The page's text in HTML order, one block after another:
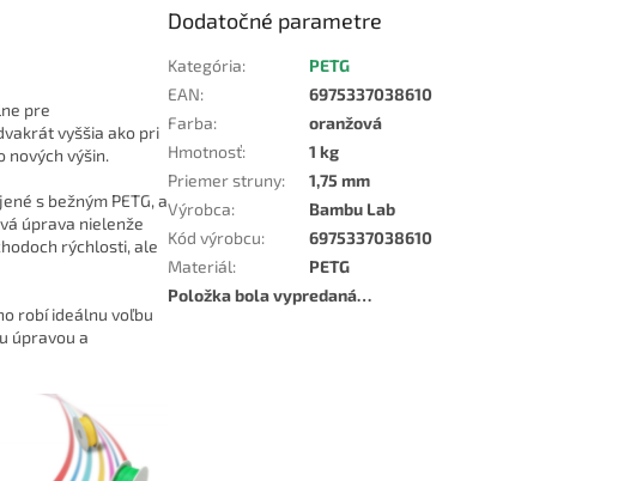
pre
vyššia ako pri
nových výšin.
s bežným PETG, a
úprava nielenže
rýchlosti, ale
robí ideálnu voľbu
úpravou a
Dodatočné parametre
Kategória:
PETG
EAN:
6975337038610
Farba:
oranžová
Hmotnosť:
1 kg
Priemer struny:
1,75 mm
Výrobca:
Bambu Lab
Kód výrobcu:
6975337038610
Materiál:
PETG
Položka bola vypredaná…